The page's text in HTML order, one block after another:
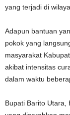
yang terjadi di
Adapun bantuan
pokok yang
masyarakat
akibat intensitas
dalam waktu
Bupati Barito Utara,